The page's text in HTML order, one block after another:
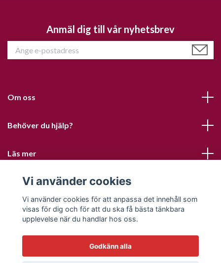
Anmäl dig till vår nyhetsbrev
Om oss
Behöver du hjälp?
Läs mer
Sociala medier
Vi använder cookies
Vi använder cookies för att anpassa det innehåll som
visas för dig och för att du ska få bästa tänkbara
upplevelse när du handlar hos oss.
Godkänn alla